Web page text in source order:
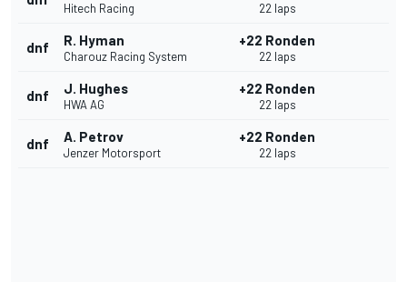
Hitech Racing 22 laps
dnf R. Hyman
Charouz Racing System
+22 Ronden
22 laps
dnf J. Hughes
HWA AG
+22 Ronden
22 laps
dnf A. Petrov
Jenzer Motorsport
+22 Ronden
22 laps